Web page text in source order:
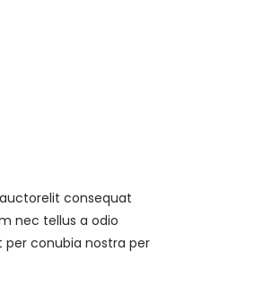
consequat
nec tellus a odio
conubia nostra per